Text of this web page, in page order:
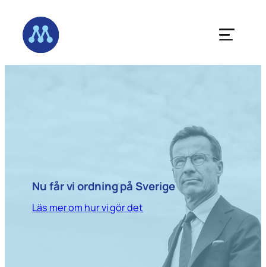
innehåll
Nu får vi ordning på Sverige
Läs mer om hur vi gör det